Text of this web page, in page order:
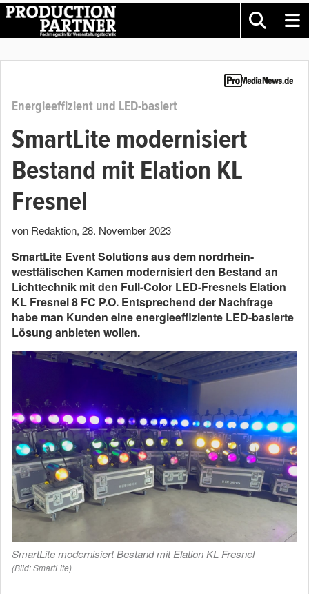
Energieeffizient und LED-basiert
SmartLite modernisiert
Bestand mit Elation KL
Fresnel
von Redaktion, 28. November 2023
SmartLite Event Solutions aus dem nordrhein-
westfälischen Kamen modernisiert den Bestand an
Lichttechnik mit den Full-Color LED-Fresnels Elation
KL Fresnel 8 FC P.O. Entsprechend der Nachfrage
habe man Kunden eine energieeffiziente LED-basierte
Lösung anbieten wollen.
SmartLite modernisiert Bestand mit Elation KL Fresnel
(Bild: SmartLite)